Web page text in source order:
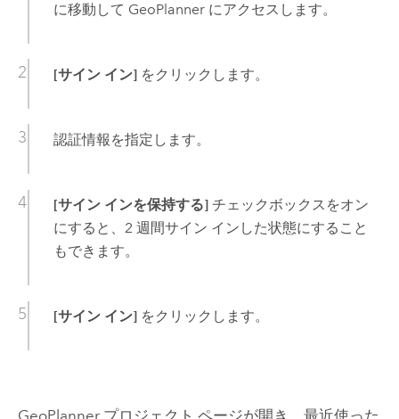
に移動して GeoPlannerにアクセスします。
[サイン イン]をクリックします。
認証情報を指定します。
[サイン インを保持する]チェックボックスをオン
にすると、2 週間サイン インした状態にすること
もできます。
[サイン イン]をクリックします。
GeoPlannerプロジェクト ページが開き、最近使った